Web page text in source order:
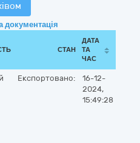
документація
СТАН
ДАТА
ТА
ЧАС
Експортовано:
16-12-
2024,
15:49:28